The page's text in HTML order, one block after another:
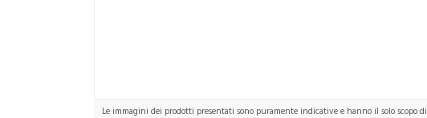
Le immagini dei prodotti presentati sono puramente indicative e hanno il solo scopo di